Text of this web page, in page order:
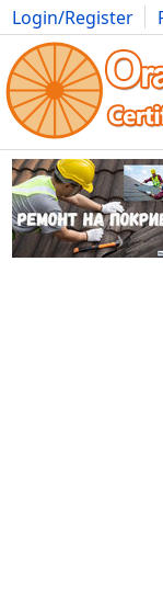
Login/Register
Movies Anime